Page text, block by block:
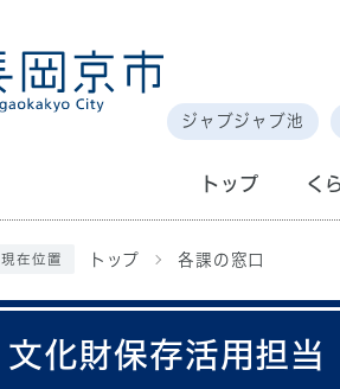
ジャブジャブ池
トップ く
現在位置 トップ 各課の窓口
文化財保存活用担当